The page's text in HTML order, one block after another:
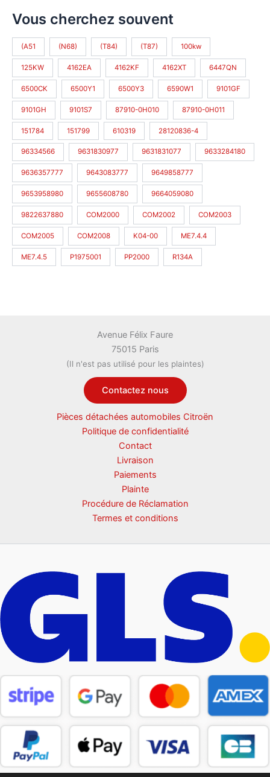
Vous cherchez souvent
(A51 (N68) (T84) (T87) 100kw
125KW 4162EA 4162KF 4162XT 6447QN
6500CK 6500Y1 6500Y3 6590W1 9101GF
9101GH 9101S7 87910-0H010 87910-0H011
151784 151799 610319 28120836-4
96334566 9631830977 9631831077 9633284180
9636357777 9643083777 9649858777
9653958980 9655608780 9664059080
9822637880 COM2000 COM2002 COM2003
COM2005 COM2008 K04-00 ME7.4.4
ME7.4.5 P1975001 PP2000 R134A
Avenue Félix Faure
75015 Paris
(Il n'est pas utilisé pour les plaintes)
Contactez nous
Pièces détachées automobiles Citroën
Politique de confidentialité
Contact
Livraison
Paiements
Plainte
Procédure de Réclamation
Termes et conditions